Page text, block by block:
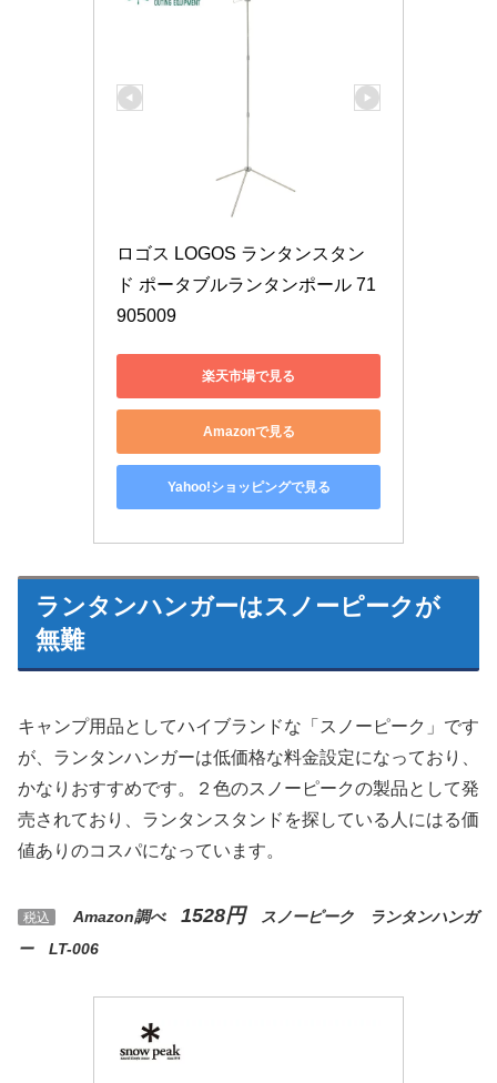
ロゴス LOGOS ランタンスタン
ド ポータブルランタンポール 71
905009
楽天市場で見る
Amazonで見る
Yahoo!ショッピングで見る
ランタンハンガーはスノーピークが
無難
キャンプ用品としてハイブランドな「スノーピーク」です
が、ランタンハンガーは低価格な料金設定になっており、
かなりおすすめです。２色のスノーピークの製品として発
売されており、ランタンスタンドを探している人にはる価
値ありのコスパになっています。
税込 Amazon調べ 1528円スノーピーク ランタンハンガ
ー LT-006